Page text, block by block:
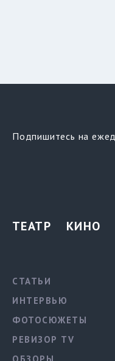
Подпишитесь на
ТЕАТР КИНО
СТАТЬИ
ИНТЕРВЬЮ
ФОТОСЮЖЕТЫ
РЕВИЗОР TV